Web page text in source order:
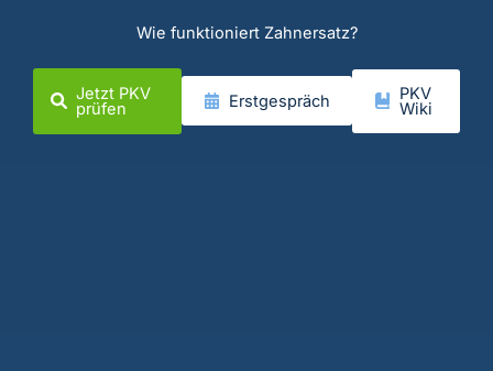
Wie funktioniert Zahnersatz?
Jetzt PKV
prüfen Erstgespräch PKV
Wiki